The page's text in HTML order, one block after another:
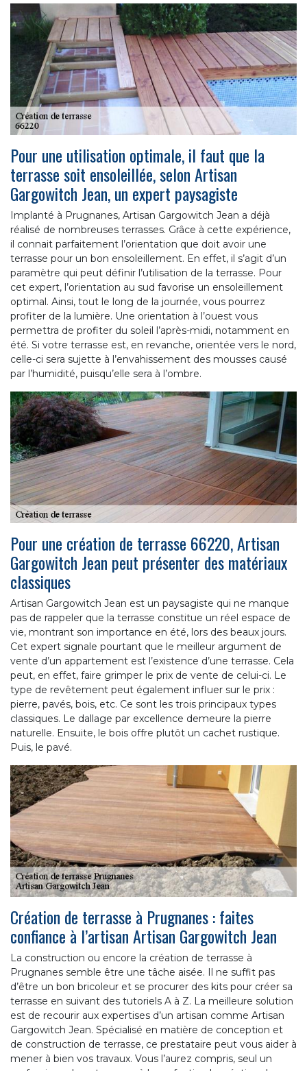
Pour une utilisation optimale, il faut que la
terrasse soit ensoleillée, selon Artisan
Gargowitch Jean, un expert paysagiste
Implanté à Prugnanes, Artisan Gargowitch Jean a déjà
réalisé de nombreuses terrasses. Grâce à cette expérience,
il connait parfaitement l’orientation que doit avoir une
terrasse pour un bon ensoleillement. En effet, il s’agit d’un
paramètre qui peut définir l’utilisation de la terrasse. Pour
cet expert, l’orientation au sud favorise un ensoleillement
optimal. Ainsi, tout le long de la journée, vous pourrez
profiter de la lumière. Une orientation à l’ouest vous
permettra de profiter du soleil l’après-midi, notamment en
été. Si votre terrasse est, en revanche, orientée vers le nord,
celle-ci sera sujette à l’envahissement des mousses causé
par l’humidité, puisqu’elle sera à l’ombre.
Pour une création de terrasse 66220, Artisan
Gargowitch Jean peut présenter des matériaux
classiques
Artisan Gargowitch Jean est un paysagiste qui ne manque
pas de rappeler que la terrasse constitue un réel espace de
vie, montrant son importance en été, lors des beaux jours.
Cet expert signale pourtant que le meilleur argument de
vente d’un appartement est l’existence d’une terrasse. Cela
peut, en effet, faire grimper le prix de vente de celui-ci. Le
type de revêtement peut également influer sur le prix :
pierre, pavés, bois, etc. Ce sont les trois principaux types
classiques. Le dallage par excellence demeure la pierre
naturelle. Ensuite, le bois offre plutôt un cachet rustique.
Puis, le pavé.
Création de terrasse à Prugnanes : faites
confiance à l’artisan Artisan Gargowitch Jean
La construction ou encore la création de terrasse à
Prugnanes semble être une tâche aisée. Il ne suffit pas
d’être un bon bricoleur et se procurer des kits pour créer sa
terrasse en suivant des tutoriels A à Z. La meilleure solution
est de recourir aux expertises d’un artisan comme Artisan
Gargowitch Jean. Spécialisé en matière de conception et
de construction de terrasse, ce prestataire peut vous aider à
mener à bien vos travaux. Vous l’aurez compris, seul un